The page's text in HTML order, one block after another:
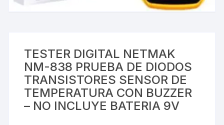
TESTER DIGITAL NETMAK
NM-838 PRUEBA DE DIODOS
TRANSISTORES SENSOR DE
TEMPERATURA CON BUZZER
– NO INCLUYE BATERIA 9V